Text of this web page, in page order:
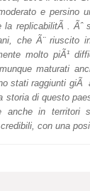
e persino
replicabilitÃ . Ãˆ
che Ã¨ riuscito
molto piÃ¹
maturati
stati raggiunti
di questo
anche in territori
con una